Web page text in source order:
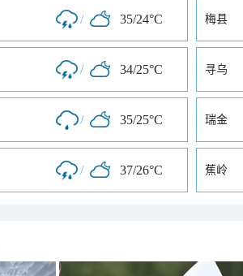
/ 35/24°C 梅县
/ 34/25°C 寻乌
/ 35/25°C 瑞金
/ 37/26°C 蕉岭